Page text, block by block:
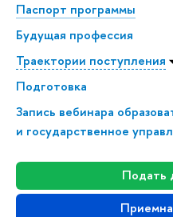
Паспорт программы
Будущая профессия
Траектории поступления
Подготовка
Запись вебинара
и государственное
Подать